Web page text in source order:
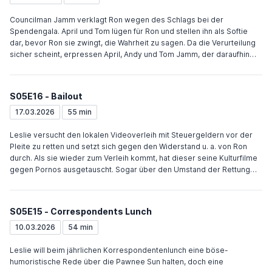
weg. Am nächsten Tag entschuldigt sich Andy. Nachdem Feinstein Ben
ein Scherzscheck überreicht, wiederholt Ben Andys Beleidigung.
Councilman Jamm verklagt Ron wegen des Schlags bei der
Spendengala. April und Tom lügen für Ron und stellen ihn als Softie
dar, bevor Ron sie zwingt, die Wahrheit zu sagen. Da die Verurteilung
sicher scheint, erpressen April, Andy und Tom Jamm, der daraufhin
bekommen, dessen Bürgermeister er als Teenager war. Kurz vor der
Empfang nehmen will, stellt sich raus, dass Ben nur eingeladen wurde,
um sich über ihn lustig zu machen. Leslie klaut einen goldenen
einen Kompatibilitätstest und schneiden nicht gut ab. Weitere Test und
Übungen für gute Eltern schlagen fehl und die Zweifel wachsen, bis
beide beschließen, dass all das nicht wichtig ist.
S05E16 - Bailout
17.03.2026 55 min
Leslie versucht den lokalen Videoverleih mit Steuergeldern vor der
Pleite zu retten und setzt sich gegen den Widerstand u. a. von Ron
durch. Als sie wieder zum Verleih kommt, hat dieser seine Kulturfilme
gegen Pornos ausgetauscht. Sogar über den Umstand der Rettung
bewerben und bittet Ann um ein Empfehlungsschreiben. Ann will dafür,
Tom wie einen Sohn zu unterstützen, um zu sehen, ob er reif für die
Samenspende ist. Tom hat Mona-Lisa, die Schwester von Jean-
fehlenden Arbeitsmoral zur Rede, doch anschließend haben beide
Sex. Chris’ Zweifel werden daraufhin noch größer, doch schließlich
S05E15 - Correspondents Lunch
10.03.2026 54 min
Leslie will beim jährlichen Korrespondentenlunch eine böse-
humoristische Rede über die Pawnee Sun halten, doch eine